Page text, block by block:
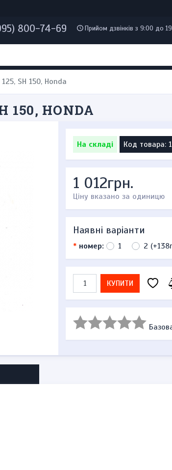
800-74-69 Прийом дзвінків з 9:00 до
SH 150, Honda
HONDA
На складі Код товара:
1 012грн.
Ціну вказано за одиницю
Наявні варіанти
* номер: 1 2
КУПИТИ